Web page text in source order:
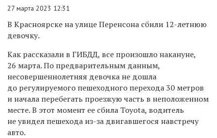
27 марта 2023 12:31
В Красноярске на улице Перенсона сбили 12-летнюю
девочку.
Как рассказали в ГИБДД, все произошло накануне,
26 марта. По предварительным данным,
несовершеннолетняя девочка не дошла
до регулируемого пешеходного перехода 30 метров
и начала перебегать проезжую часть в неположенном
месте. В этот момент ее сбила Toyota, водитель
не увидел пешехода из-за двигавшегося навстречу
авто.